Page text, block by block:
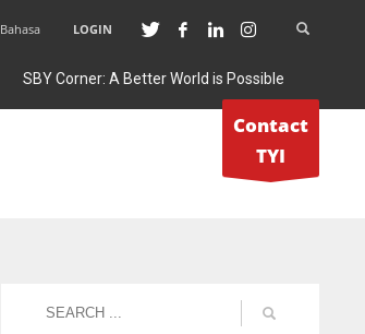
Bahasa LOGIN
SBY Corner: A Better World is Possible
Contact
TYI